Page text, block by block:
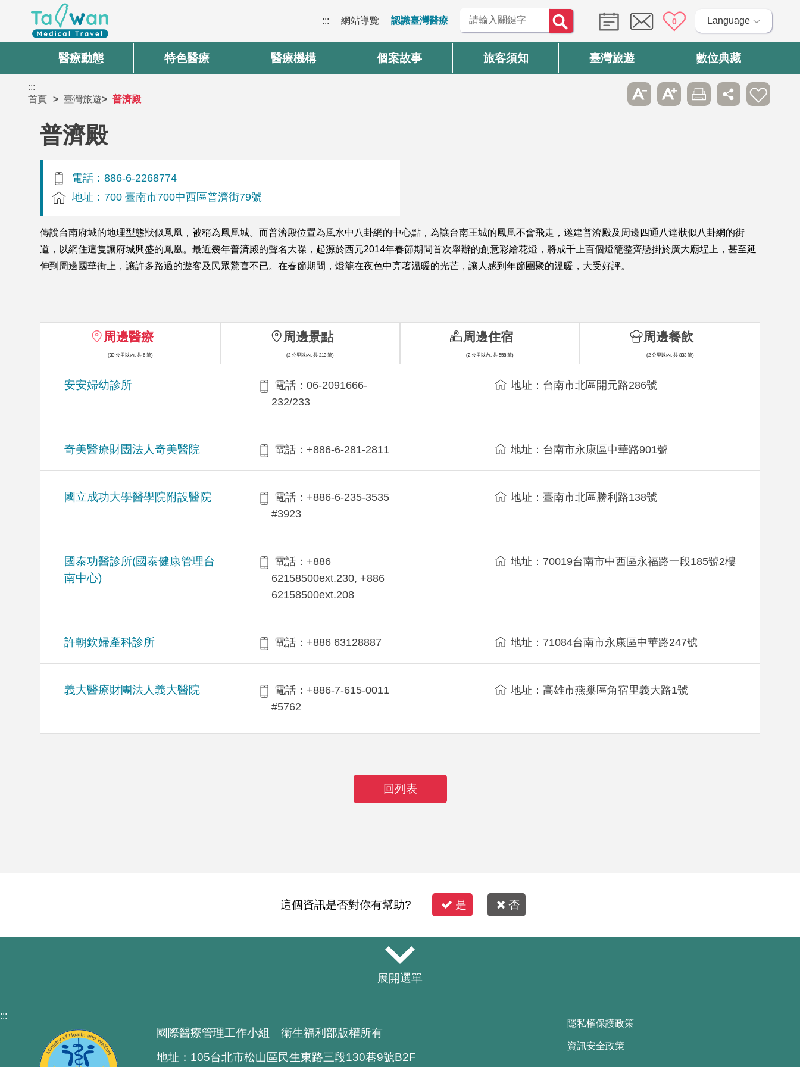
::: 網站導覽 認識臺灣醫療 0 Language
醫療動態 特色醫療 醫療機構 個案故事 旅客須知 臺灣旅遊 數位典藏
:::
首頁
臺灣旅遊 普濟殿
普濟殿
電話：886-6-2268774
地址：700 臺南市700中西區普濟街79號
傳說台南府城的地理型態狀似鳳凰，被稱為鳳凰城。而普濟殿位置為風水中八卦網的中心點，為讓台南王城的鳳凰不會飛走，遂建普濟殿及周邊四通八達狀似八卦網的街
道，以網住這隻讓府城興盛的鳳凰。最近幾年普濟殿的聲名大噪，起源於西元2014年春節期間首次舉辦的創意彩繪花燈，將成千上百個燈籠整齊懸掛於廣大廟埕上，甚至延
伸到周邊國華街上，讓許多路過的遊客及民眾驚喜不已。在春節期間，燈籠在夜色中亮著溫暖的光芒，讓人感到年節團聚的溫暖，大受好評。
周邊醫療
(30 公里以內, 共 6 筆)
安安婦幼診所
電話：06-2091666-
232/233
地址：台南市北區開元路286號
奇美醫療財團法人奇美醫院 電話：+886-6-281-2811 地址：台南市永康區中華路901號
國立成功大學醫學院附設醫院
電話：+886-6-235-3535
#3923
地址：臺南市北區勝利路138號
國泰功醫診所(國泰健康管理台
南中心)
電話：+886
62158500ext.230, +886
62158500ext.208
地址：70019台南市中西區永福路一段185號2樓
許朝欽婦產科診所 電話：+886 63128887 地址：71084台南市永康區中華路247號
義大醫療財團法人義大醫院
電話：+886-7-615-0011
#5762
地址：高雄市燕巢區角宿里義大路1號
周邊景點
(2 公里以內, 共 213 筆)
周邊住宿
(2 公里以內, 共 558 筆)
周邊餐飲
(2 公里以內, 共 833 筆)
回列表
這個資訊是否對你有幫助? 是 否
展開選單
:::
國際醫療管理工作小組 衛生福利部版權所有
地址：105台北市松山區民生東路三段130巷9號B2F
隱私權保護政策
資訊安全政策